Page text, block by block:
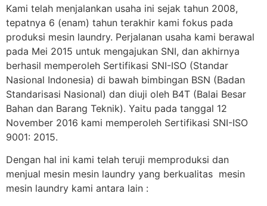
Kami telah menjalankan usaha ini sejak tahun 2008,
tepatnya 6 (enam) tahun terakhir kami fokus pada
produksi mesin laundry. Perjalanan usaha kami berawal
pada Mei 2015 untuk mengajukan SNI, dan akhirnya
berhasil memperoleh Sertifikasi SNI-ISO (Standar
Nasional Indonesia) di bawah bimbingan BSN (Badan
Standarisasi Nasional) dan diuji oleh B4T (Balai Besar
Bahan dan Barang Teknik). Yaitu pada tanggal 12
November 2016 kami memperoleh Sertifikasi SNI-ISO
9001: 2015.
Dengan hal ini kami telah teruji memproduksi dan
menjual mesin mesin laundry yang berkualitas mesin
mesin laundry kami antara lain :